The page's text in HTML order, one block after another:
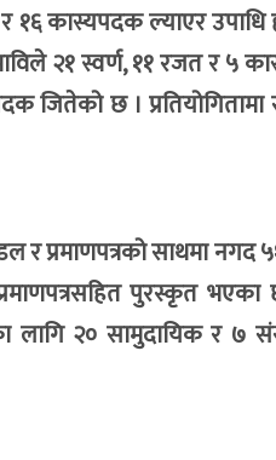
र १६ कास्यपदक ल्याएर
माविले २१ स्वर्ण, ११ रजत र
जितेको छ ।
र प्रमाणपत्रको साथमा
पुरस्कृत
लागि २० सामुदायिक र ७